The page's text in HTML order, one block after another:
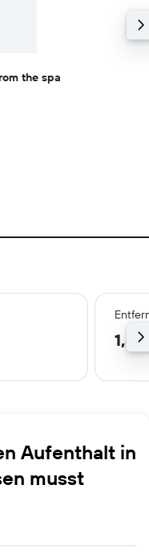
the spa
1,8
Aufenthalt in
musst